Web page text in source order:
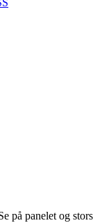
på panelet og